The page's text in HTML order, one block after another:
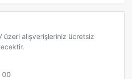
üzeri alışverişleriniz ücretsiz
00